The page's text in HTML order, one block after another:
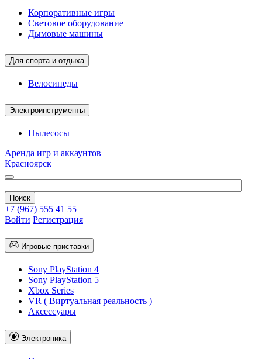
Корпоративные игры
Световое оборудование
Дымовые машины
Для спорта и отдыха
Велосипеды
Электроинструменты
Пылесосы
Аренда игр и аккаунтов
Красноярск
+7 (967) 555 41 55
Войти Регистрация
Игровые приставки
Sony PlayStation 4
Sony PlayStation 5
Xbox Series
VR ( Виртуальная реальность )
Аксессуары
Электроника